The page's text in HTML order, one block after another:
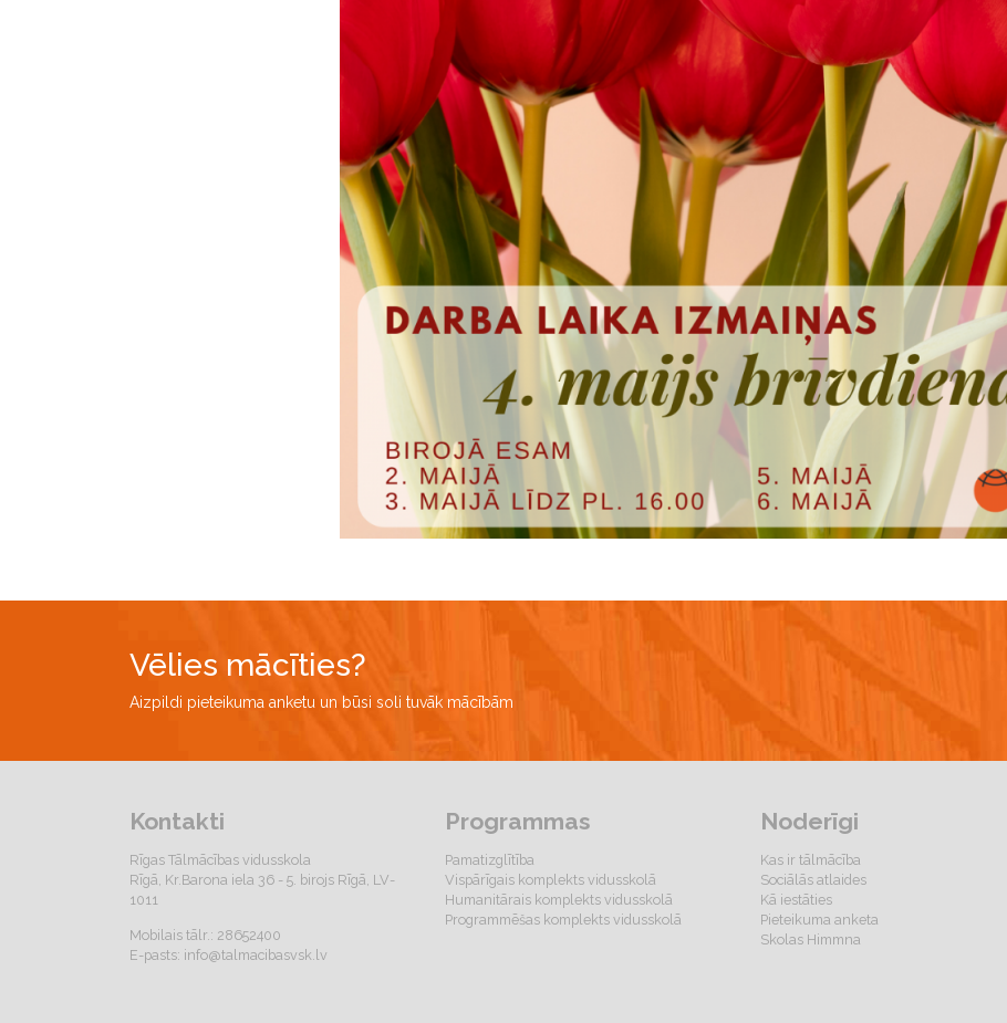
Vēlies mācīties?
Aizpildi pieteikuma anketu un būsi soli tuvāk mācībām
Kontakti
Rīgas Tālmācības vidusskola
Rīgā, Kr.Barona iela 36 - 5. birojs Rīgā, LV-
1011
Mobilais tālr.: 28652400
E-pasts: info@talmacibasvsk.lv
Programmas
Pamatizglītība
Vispārīgais komplekts vidusskolā
Humanitārais komplekts vidusskolā
Programmēšas komplekts vidusskolā
Noderīgi
Kas ir tālmācība
Sociālās atlaides
Kā iestāties
Pieteikuma anketa
Skolas Himmna